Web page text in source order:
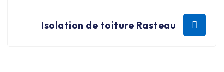
Isolation de toiture Rasteau